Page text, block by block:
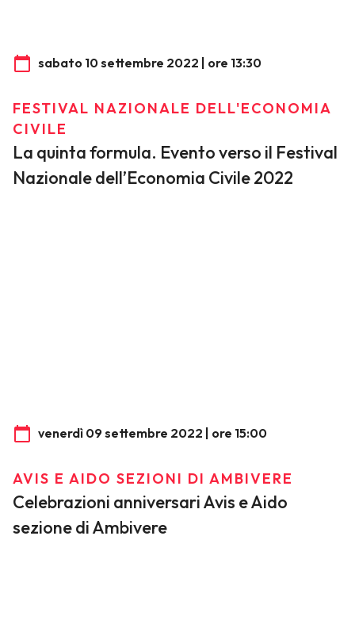
sabato 10 settembre 2022 | ore 13:30
FESTIVAL NAZIONALE DELL'ECONOMIA
CIVILE
La quinta formula. Evento verso il Festival
Nazionale dell’Economia Civile 2022
venerdì 09 settembre 2022 | ore 15:00
AVIS E AIDO SEZIONI DI AMBIVERE
Celebrazioni anniversari Avis e Aido
sezione di Ambivere